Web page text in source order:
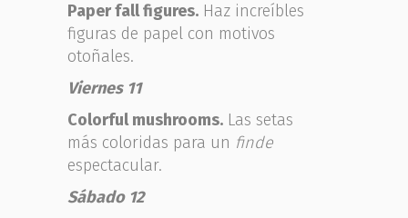
Paper fall figures. Haz increíbles
figuras de papel con motivos
otoñales.
Viernes 11
Colorful mushrooms. Las setas
más coloridas para un finde
espectacular.
Sábado 12